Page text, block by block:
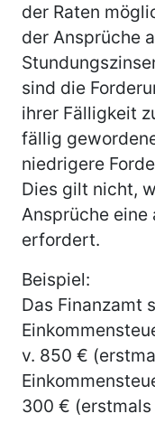
der Raten
der Ansprüche
sind die
ihrer Fälligkeit
fällig
niedrigere
Dies gilt nicht,
Ansprüche
erfordert.
Beispiel:
Das Finanzamt
v. 850 €
300 €